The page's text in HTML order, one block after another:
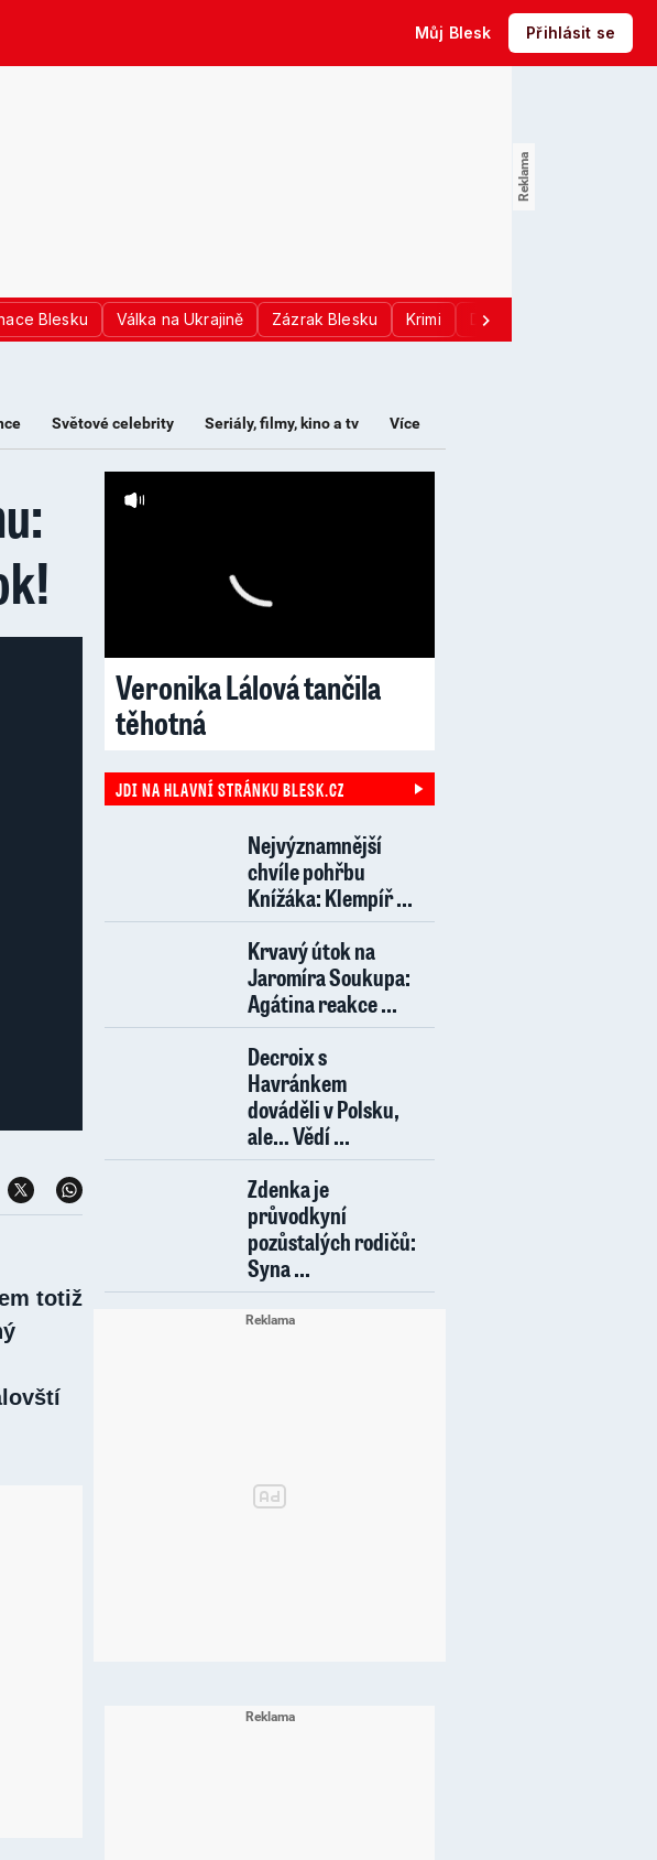
Můj Blesk Přihlásit se
Blesku Válka na Ukrajině Zázrak Blesku Krimi Donald Trump
Světové celebrity Seriály, filmy, kino a tv Více
totiž
Veronika Lálová tančila
těhotná
JDI NA HLAVNÍ STRÁNKU BLESK.CZ
Nejvýznamnější
chvíle pohřbu
Knížáka: Klempíř ...
Krvavý útok na
Jaromíra Soukupa:
Agátina reakce ...
Decroix s
Havránkem
dováděli v Polsku,
ale… Vědí ...
Zdenka je
průvodkyní
pozůstalých rodičů:
Syna ...